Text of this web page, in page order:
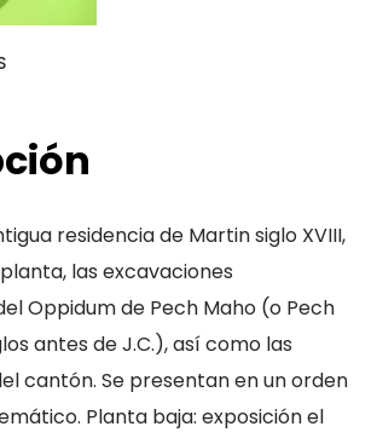
residencia de Martin siglo XVIII,
las excavaciones
Oppidum de Pech Maho (o Pech
antes de J.C.), así como las
cantón. Se presentan en un orden
Planta baja: exposición el